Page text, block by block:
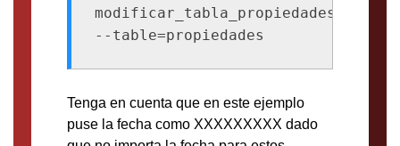
modificar_tabla_propiedades
--table=propiedades
Tenga en cuenta que en este ejemplo
puse la fecha como XXXXXXXXX dado